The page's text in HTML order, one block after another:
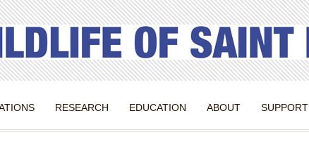
RESEARCH EDUCATION ABOUT SUPPORT